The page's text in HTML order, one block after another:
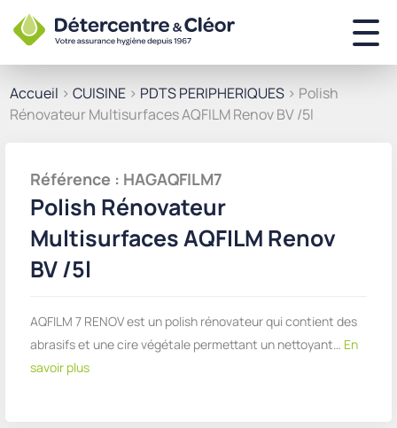
Accueil > CUISINE > PDTS PERIPHERIQUES > Polish
Rénovateur Multisurfaces AQFILM Renov BV /5l
Référence : HAGAQFILM7
Polish Rénovateur
Multisurfaces AQFILM Renov
BV /5l
AQFILM 7 RENOV est un polish rénovateur qui contient des
abrasifs et une cire végétale permettant un nettoyant… En
savoir plus